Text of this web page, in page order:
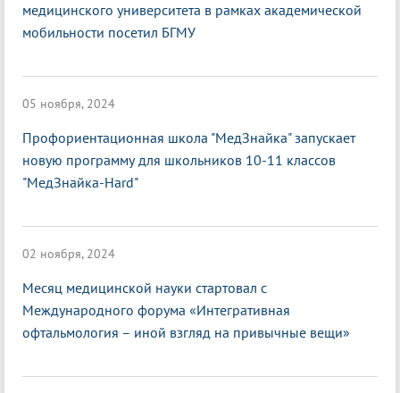
медицинского университета в рамках академической
мобильности посетил БГМУ
05 ноября, 2024
Профориентационная школа "МедЗнайка" запускает
новую программу для школьников 10-11 классов
"МедЗнайка-Hard"
02 ноября, 2024
Месяц медицинской науки стартовал с
Международного форума «Интегративная
офтальмология – иной взгляд на привычные вещи»